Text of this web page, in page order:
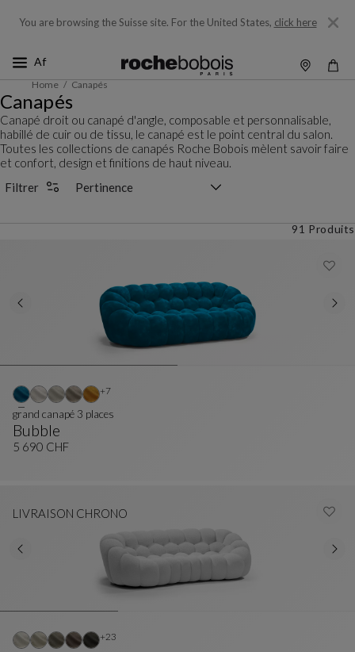
You are browsing the Suisse site. For the United States, click here
Home Canapés
Canapés
Canapé droit ou canapé d'angle, composable et personnalisable,
habillé de cuir ou de tissu, le canapé est le point central du salon.
Toutes les collections de canapés Roche Bobois mèlent savoir faire
et confort, design et finitions de haut niveau.
Filtrer
91 Produits
Bubble
Grand Canapé 3 Places
Voir La Description Complète
grand canapé 3 places
5 690 CHF
+7Autres coloris : 7 couleurs disponibles
LIVRAISON CHRONO
+23Autres coloris : 23 couleurs disponibles